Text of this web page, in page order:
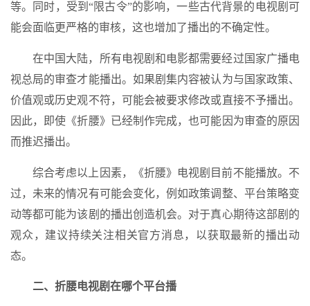
等。同时，受到“限古令”的影响，一些古代背景的电视剧可
能会面临更严格的审核，这也增加了播出的不确定性。
在中国大陆，所有电视剧和电影都需要经过国家广播电
视总局的审查才能播出。如果剧集内容被认为与国家政策、
价值观或历史观不符，可能会被要求修改或直接不予播出。
因此，即使《折腰》已经制作完成，也可能因为审查的原因
而推迟播出。
综合考虑以上因素，《折腰》电视剧目前不能播放。不
过，未来的情况有可能会变化，例如政策调整、平台策略变
动等都可能为该剧的播出创造机会。对于真心期待这部剧的
观众，建议持续关注相关官方消息，以获取最新的播出动
态。
二、折腰电视剧在哪个平台播